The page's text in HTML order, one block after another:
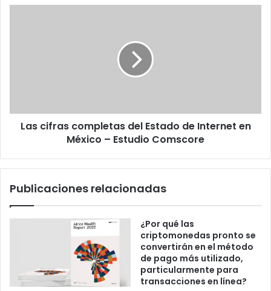
México
Las cifras completas del Estado de Internet en
México – Estudio Comscore
Publicaciones relacionadas
¿Por qué las
criptomonedas pronto se
convertirán en el método
de pago más utilizado,
particularmente para
transacciones en línea?